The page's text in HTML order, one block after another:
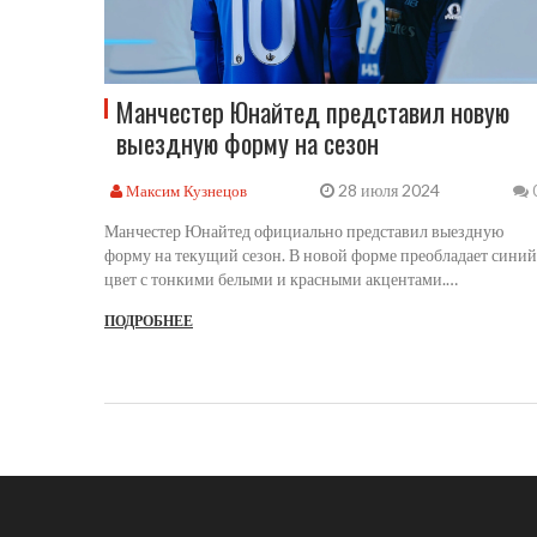
Манчестер Юнайтед представил новую
выездную форму на сезон
Максим Кузнецов 28 июля 2024
Манчестер Юнайтед официально представил выездную
форму на текущий сезон. В новой форме преобладает синий
цвет с тонкими белыми и красными акцентами.
нетерпением ждали этого события, чтобы оценить
ПОДРОБНЕЕ